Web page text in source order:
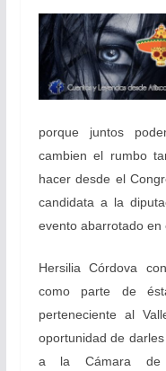
porque juntos
cambien el rumbo
hacer desde el
candidata a la
evento abarrotado en
Hersilia Córdova
como parte de
perteneciente al
oportunidad de
a la Cámara de